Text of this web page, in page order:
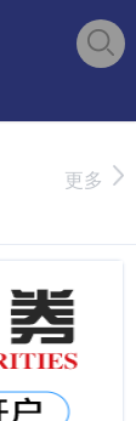
更多